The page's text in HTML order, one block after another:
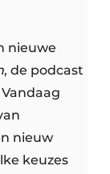
nieuwe
, de podcast
nieuw
keuzes